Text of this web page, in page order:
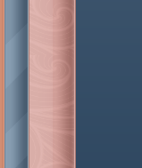
не позволила
а потом и на
серебро). Но